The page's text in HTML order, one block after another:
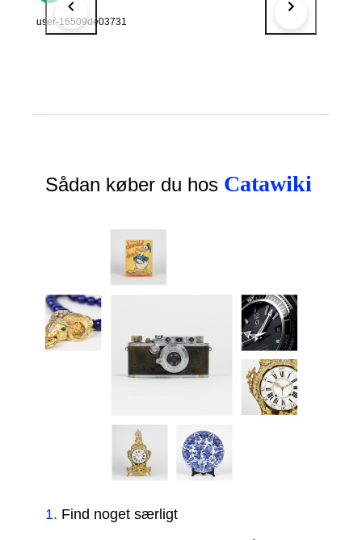
user-16509de03731
Sådan køber du hos Catawiki
1. Find noget særligt